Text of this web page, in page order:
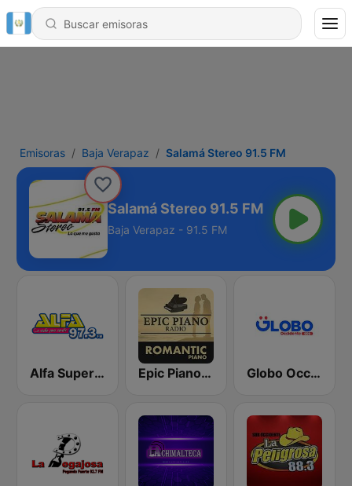
Emisoras Baja Verapaz Salamá Stereo 91.5 FM
Salamá Stereo 91.5 FM
Baja Verapaz - 91.5 FM
Alfa Super Stereo Epic Piano - ROMANTIC PIANO Globo Occidente